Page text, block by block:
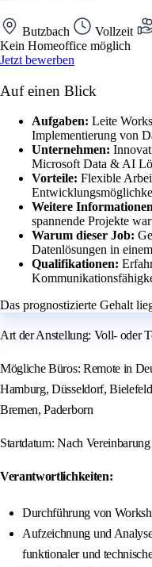
Butzbach Vollzeit
Kein Homeoffice möglich
Jetzt bewerben
Auf einen Blick
Aufgaben: Leite
Implementierung von
Unternehmen:
Microsoft Data & AI
Vorteile: Flexible
Weitere
spannende Projekte
Warum dieser Job:
Datenlösungen in
Qualifikationen:
Das prognostizierte Gehalt
Art der Anstellung: Voll- oder
Mögliche Büros: Remote in
Hamburg, Düsseldorf,
Bremen, Paderborn
Startdatum: Nach Vereinbarung
Verantwortlichkeiten:
Durchführung von
Aufzeichnung und
funktionaler und